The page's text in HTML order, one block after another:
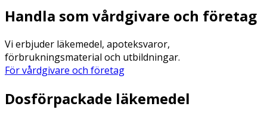
Handla som vårdgivare och företag
Vi erbjuder läkemedel, apoteksvaror,
förbrukningsmaterial och utbildningar.
För vårdgivare och företag
Dosförpackade läkemedel